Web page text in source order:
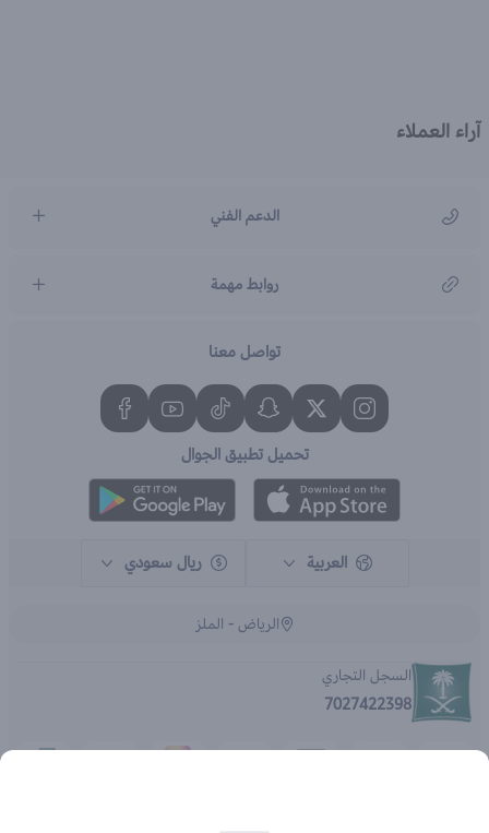
آراء العملاء
الدعم الفني
روابط مهمة
تواصل معنا
تحميل تطبيق الجوال
العربية ريال سعودي
الرياض - الملز
السجل التجاري
7027422398